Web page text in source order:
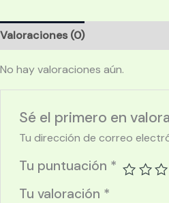
Valoraciones (0)
No hay valoraciones aún.
Sé el primero en
Tu dirección de correo
Tu puntuación *
Tu valoración *